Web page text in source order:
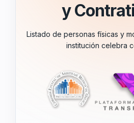
y
Listado de personas físicas y
institución celebra